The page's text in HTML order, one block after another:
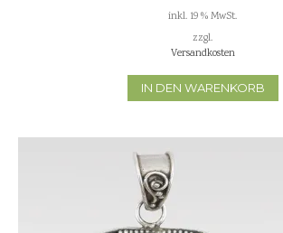
inkl. 19 % MwSt.
zzgl.
Versandkosten
IN DEN WARENKORB